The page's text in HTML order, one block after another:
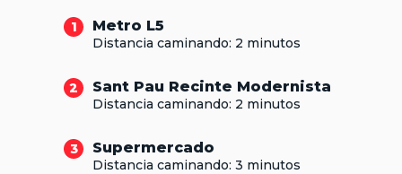
1 Metro L5
Distancia caminando: 2 minutos
2 Sant Pau Recinte Modernista
Distancia caminando: 2 minutos
3 Supermercado
Distancia caminando: 3 minutos